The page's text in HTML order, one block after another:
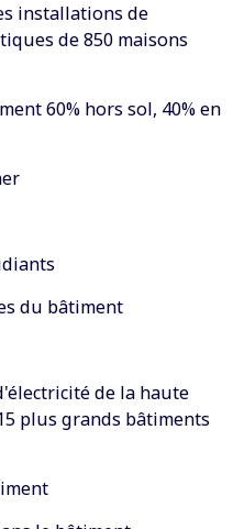
installations de
de 850 maisons
60% hors sol, 40% en
du bâtiment
de la haute
plus grands bâtiments